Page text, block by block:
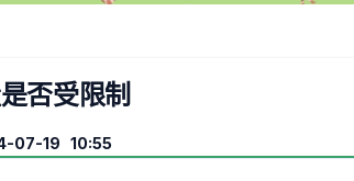
否受限制
07-19 10:55